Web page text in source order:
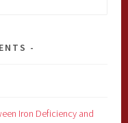
Iron Deficiency and